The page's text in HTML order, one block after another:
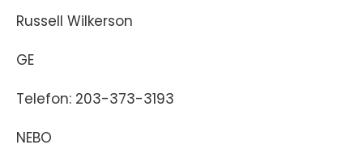
Russell Wilkerson
GE
Telefon: 203-373-3193
NEBO